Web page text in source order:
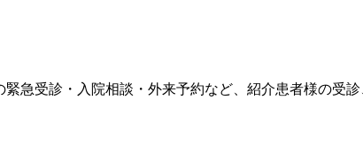
急受診・入院相談・外来予約など、紹介患者様の受